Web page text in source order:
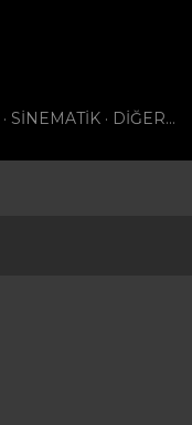
SINEMATIK DIĞER…